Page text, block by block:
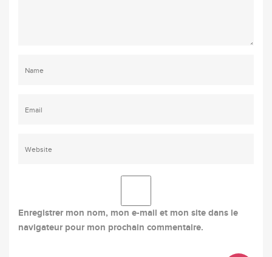
Enregistrer mon nom, mon e-mail et mon site dans le
navigateur pour mon prochain commentaire.